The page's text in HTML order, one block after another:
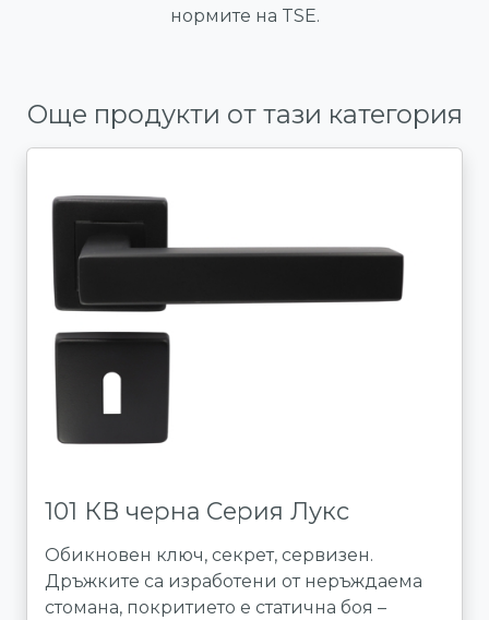
нормите на TSE.
Още продукти от тази категория
101 КВ черна Серия Лукс
Обикновен ключ, секрет, сервизен.
Дръжките са изработени от неръждаема
стомана, покритието е статична боя –